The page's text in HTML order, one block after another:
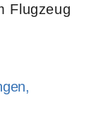
Flugzeug